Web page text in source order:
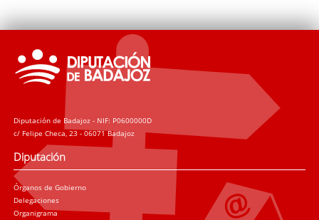
Diputación de Badajoz - NIF: P0600000D
c/ Felipe Checa, 23 - 06071 Badajoz
Diputación
Órganos de Gobierno
Delegaciones
Organigrama